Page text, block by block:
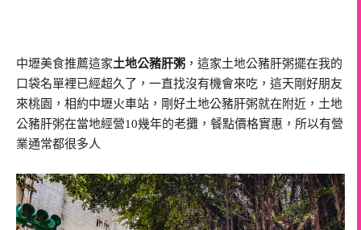
中壢美食推薦這家土地公豬肝粥 ，這家土地公豬肝粥擺在我的
口袋名單裡已經超久了，一直找沒有機會來吃，這天剛好朋友
來桃園，相約中壢火車站，剛好土地公豬肝粥就在附近，土地
公豬肝粥在當地經營10幾年的老攤，餐點價格實惠，所以有營
業通常都很多人